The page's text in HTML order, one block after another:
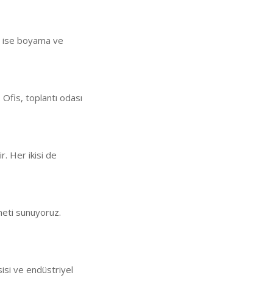
ise boyama ve
toplantı odası
Her ikisi de
sunuyoruz.
ve endüstriyel